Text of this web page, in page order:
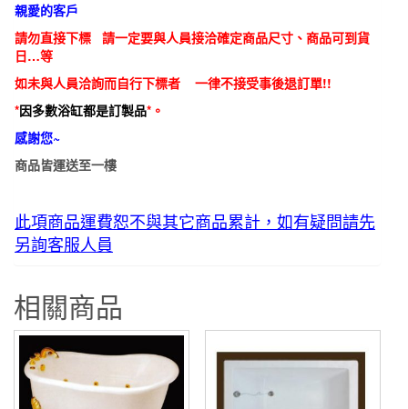
親愛的客戶
請勿直接下標 請一定要與人員接洽確定商品尺寸、商品可到貨
日…等
如未與人員洽詢而自行下標者 一律不接受事後退訂單!!
*因多數浴缸都是訂製品*。
感謝您~
商品皆運送至一樓
此項商品運費恕不與其它商品累計，如有疑問請先
另詢客服人員
相關商品